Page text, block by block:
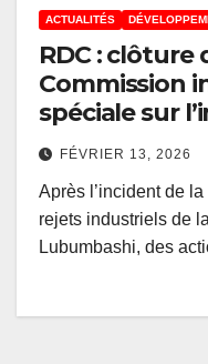
ACTUALITÉS
RDC : clôture
Commission
spéciale sur
CDM/Joli site
FÉVRIER 13, 2026
Après l’incident de
rejets industriels de
Lubumbashi, des